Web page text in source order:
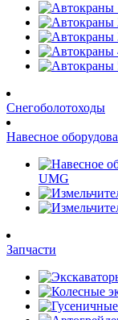
Снегоболотоходы
Навесное
UMG
Запчасти